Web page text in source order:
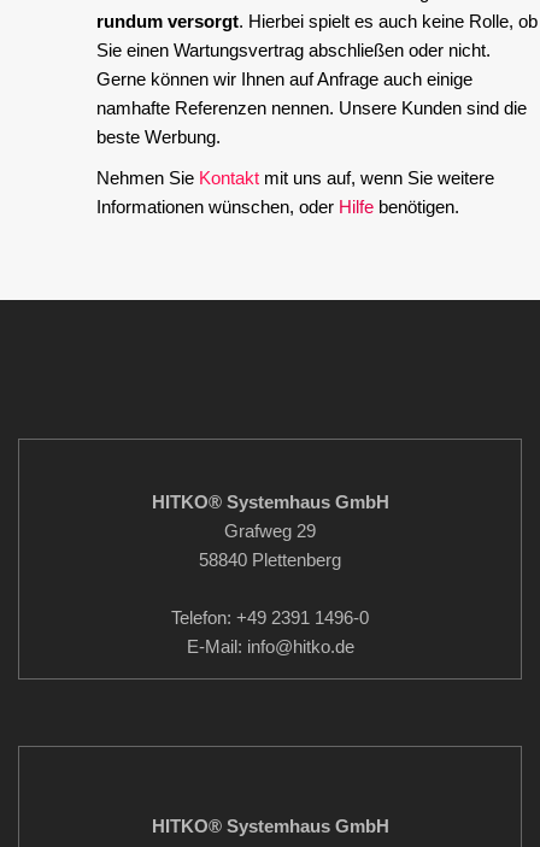
rundum versorgt. Hierbei spielt es auch keine Rolle, ob
Sie einen Wartungsvertrag abschließen oder nicht.
Gerne können wir Ihnen auf Anfrage auch einige
namhafte Referenzen nennen. Unsere Kunden sind die
beste Werbung.
Nehmen Sie Kontakt mit uns auf, wenn Sie weitere
Informationen wünschen, oder Hilfe benötigen.
HITKO® Systemhaus GmbH
Grafweg 29
58840 Plettenberg
Telefon: +49 2391 1496-0
E-Mail: info@hitko.de
HITKO® Systemhaus GmbH